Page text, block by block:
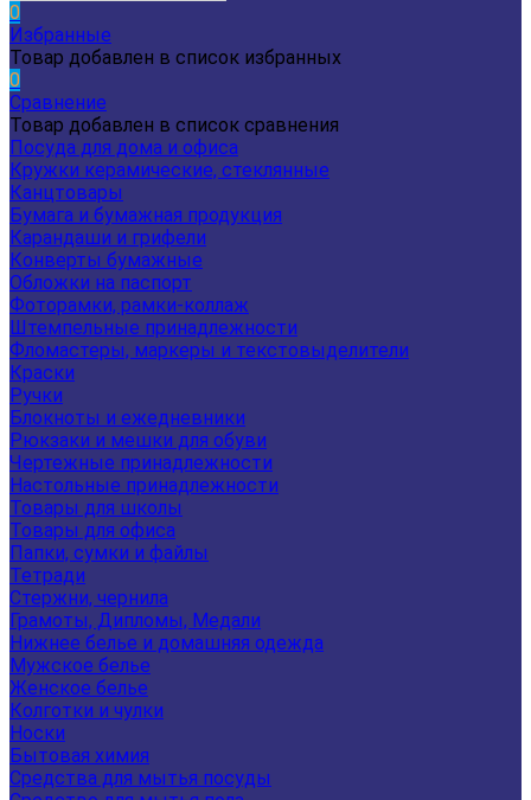
0
Избранные
Товар добавлен в список избранных
0
Сравнение
Товар добавлен в список сравнения
Посуда для дома и офиса
Кружки керамические, стеклянные
Канцтовары
Бумага и бумажная продукция
Карандаши и грифели
Конверты бумажные
Обложки на паспорт
Фоторамки, рамки-коллаж
Штемпельные принадлежности
Фломастеры, маркеры и текстовыделители
Краски
Ручки
Блокноты и ежедневники
Рюкзаки и мешки для обуви
Чертежные принадлежности
Настольные принадлежности
Товары для школы
Товары для офиса
Папки, сумки и файлы
Тетради
Стержни, чернила
Грамоты, Дипломы, Медали
Нижнее белье и домашняя одежда
Мужское белье
Женское белье
Колготки и чулки
Носки
Бытовая химия
Средства для мытья посуды